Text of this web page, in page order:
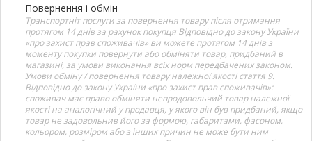
Повернення і обмін
Транспортніт послуги за повернення товару після отримання
протягом 14 днів за рахунок покупця Відповідно до закону України
«про захист прав споживачів» ви можете протягом 14 днів з
моменту покупки повернути або обміняти товар, придбаний в
магазині, за умови виконання всіх норм передбачених законом.
Умови обміну / повернення товару належної якості стаття 9.
Відповідно до закону України «про захист прав споживачів»:
споживач має право обміняти непродовольчий товар належної
якості на аналогічний у продавця, у якого він був придбаний, якщо
товар не задовольнив його за формою, габаритами, фасоном,
кольором, розміром або з інших причин не може бути ним